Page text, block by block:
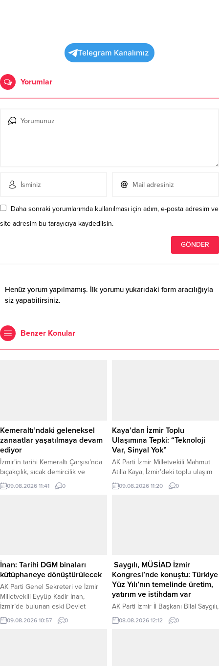
Telegram Kanalımız
Yorumlar
Daha sonraki yorumlarımda kullanılması için adım, e-posta adresim ve
site adresim bu tarayıcıya kaydedilsin.
Henüz yorum yapılmamış. İlk yorumu yukarıdaki form aracılığıyla
siz yapabilirsiniz.
Benzer Konular
Kemeraltı’ndaki geleneksel
zanaatlar yaşatılmaya devam
ediyor
İzmir’in tarihi Kemeraltı Çarşısı’nda
bıçakçılık, sıcak demircilik ve
geleneksel çalgı yapımı gibi
zanaatlar, farklı ustalar tarafından
ustası Sami Hosseini ve sıcak
demircilik geleneğini sürdüren
Akdemir...
09.08.2026 11:41 0
Kaya’dan İzmir Toplu
Ulaşımına Tepki: “Teknoloji
Var, Sinyal Yok”
AK Parti İzmir Milletvekili Mahmut
Atilla Kaya, İzmir’deki toplu ulaşım
sisteminde vatandaşların günlük
hayatta yaşadığı teknik aksaklıklara
ve kart yükleme sistemlerinde
yaşanan ve günlük yaşamı olumsuz
etkileyen aksaklıkları gündeme
getiren AK...
09.08.2026 11:20 0
İnan: Tarihi DGM binaları
kütüphaneye dönüştürülecek
AK Parti Genel Sekreteri ve İzmir
Milletvekili Eyyüp Kadir İnan,
İzmir’de bulunan eski Devlet
Güvenlik Mahkemesi (DGM)
binalarının kütüphaneye
09.08.2026 10:57 0
Saygılı, MÜSİAD İzmir
Kongresi’nde konuştu: Türkiye
Yüz Yılı’nın temelinde üretim,
yatırım ve istihdam var
AK Parti İzmir İl Başkanı Bilal Saygılı,
MÜSİAD İzmir Şubesi Olağanüstü
Kongresi’nde yaptığı konuşmada,
08.08.2026 12:12 0